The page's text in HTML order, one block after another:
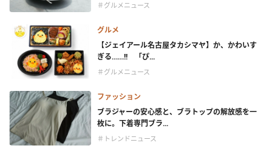
＃グルメニュース
グルメ
【ジェイアール名古屋タカシマヤ】か、かわいす
ぎる……!! 「ぴ...
＃グルメニュース
ファッション
ブラジャーの安心感と、ブラトップの解放感を一
枚に。下着専門ブラ...
＃トレンドニュース